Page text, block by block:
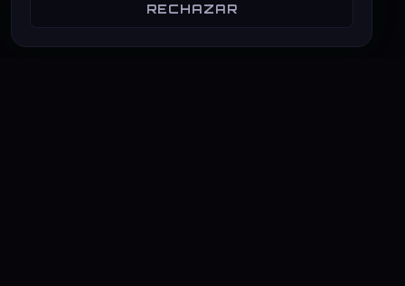
RECHAZAR